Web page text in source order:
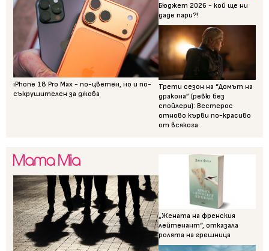
iPhone 18 Pro Max - по-цветен, но и по-
съкрушителен за джоба
Бюджет 2026 - кой ще ни
даде пари?!
Трети сезон на “Домът на
дракона” (ревю без
спойлери): Вестерос
отново кърви по-красиво
от всякога
„Жената на френския
лейтенант“, отказала
ролята на грешница